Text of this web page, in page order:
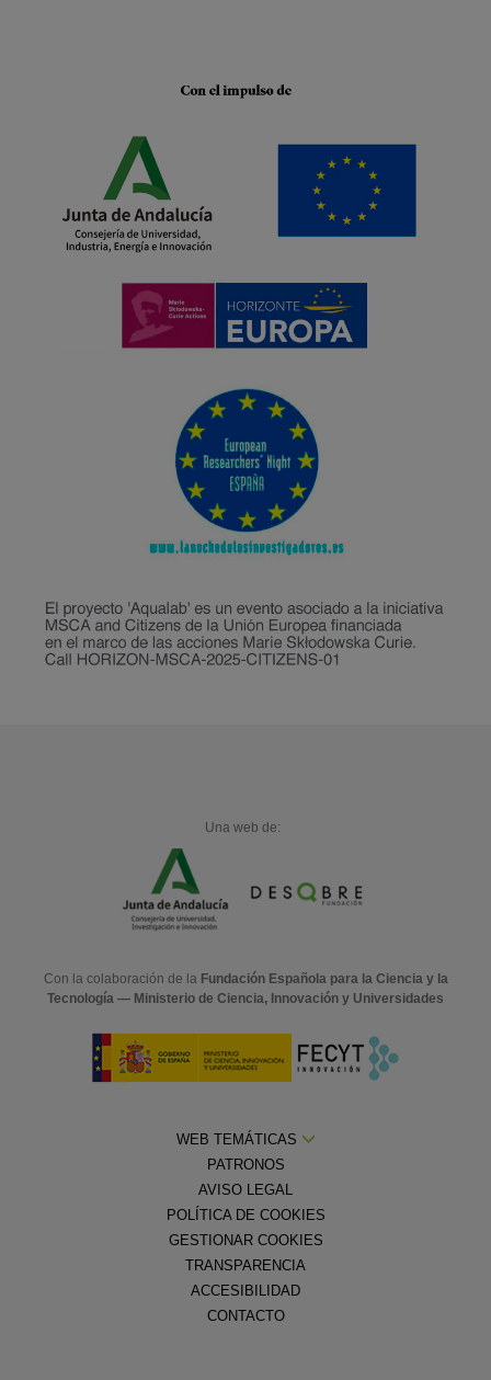
Una web de:
Con la colaboración de la Fundación Española para la Ciencia y la
Tecnología — Ministerio de Ciencia, Innovación y Universidades
WEB TEMÁTICAS
PATRONOS
AVISO LEGAL
POLÍTICA DE COOKIES
GESTIONAR COOKIES
TRANSPARENCIA
ACCESIBILIDAD
CONTACTO